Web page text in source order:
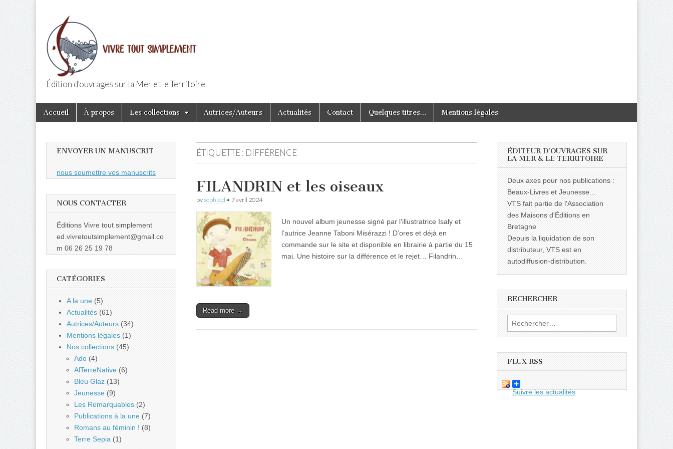
Editions Vivre Tout Simplement
Édition d'ouvrages sur la Mer et le Territoire
Main
menu
Skip
Accueil À propos Les collections Autrices/Auteurs Actualités Contact Quelques titres… Mentions légales
ÉTIQUETTE : DIFFÉRENCE
FILANDRIN et les oiseaux
bysophie.d • 7 avril 2024
Un nouvel album jeunesse signé par l’illustratrice Isaly et
l’autrice Jeanne Taboni Misérazzi ! D’ores et déjà en
commande sur le site et disponible en librairie à partie du 15
mai. Une histoire sur la différence et le rejet… Filandrin…
Read more →
ENVOYER UN MANUSCRIT
nous soumettre vos manuscrits
NOUS CONTACTER
Éditions Vivre tout simplement
ed.vivretoutsimplement@gmail.co
m 06 26 25 19 78
CATÉGORIES
A la une (5)
Actualités (61)
Autrices/Auteurs (34)
Mentions légales (1)
Nos collections (45)
Ado (4)
AlTerreNative (6)
Bleu Glaz (13)
Jeunesse (9)
Les Remarquables (2)
Publications à la une (7)
Romans au féminin ! (8)
Terre Sepia (1)
ÉDITEUR D’OUVRAGES SUR
LA MER & LE TERRITOIRE
Deux axes pour nos publications :
Beaux-Livres et Jeunesse...
VTS fait partie de l'Association
des Maisons d'Éditions en
Bretagne
Depuis la liquidation de son
distributeur, VTS est en
autodiffusion-distribution.
RECHERCHER
Rechercher :
FLUX RSS
Suivre les actualités